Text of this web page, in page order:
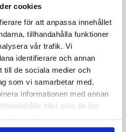
cookies
för att anpassa innehållet
tillhandahålla funktioner
vår trafik. Vi
identifierare och annan
till de sociala medier och
som vi samarbetar med.
informationen med annan
eller som de har